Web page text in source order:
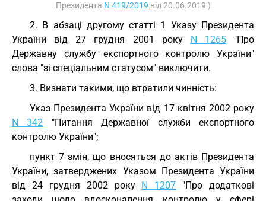
Президента N 419/2019 від 20.06.2019 )
2. В абзаці другому статті 1 Указу Президента
України від 27 грудня 2001 року N 1265"Про
Державну службу експортного контролю України"
слова "зі спеціальним статусом" виключити.
3. Визнати такими, що втратили чинність:
Указ Президента України від 17 квітня 2002 року
N 342 "Питання Державної служби експортного
контролю України";
пункт 7 змін, що вносяться до актів Президента
України, затверджених Указом Президента України
від 24 грудня 2002 року N 1207 "Про додаткові